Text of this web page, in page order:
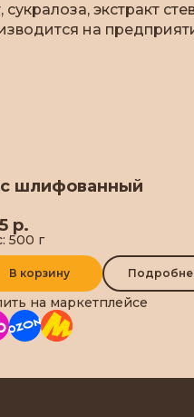
сукралоза, экстракт
на
шлифованный
р.
500 г
В корзину
на маркетплейсе